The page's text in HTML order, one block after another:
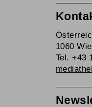
1060
Tel. +43